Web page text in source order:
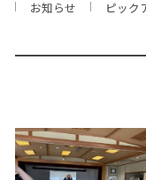
お知らせ ピック